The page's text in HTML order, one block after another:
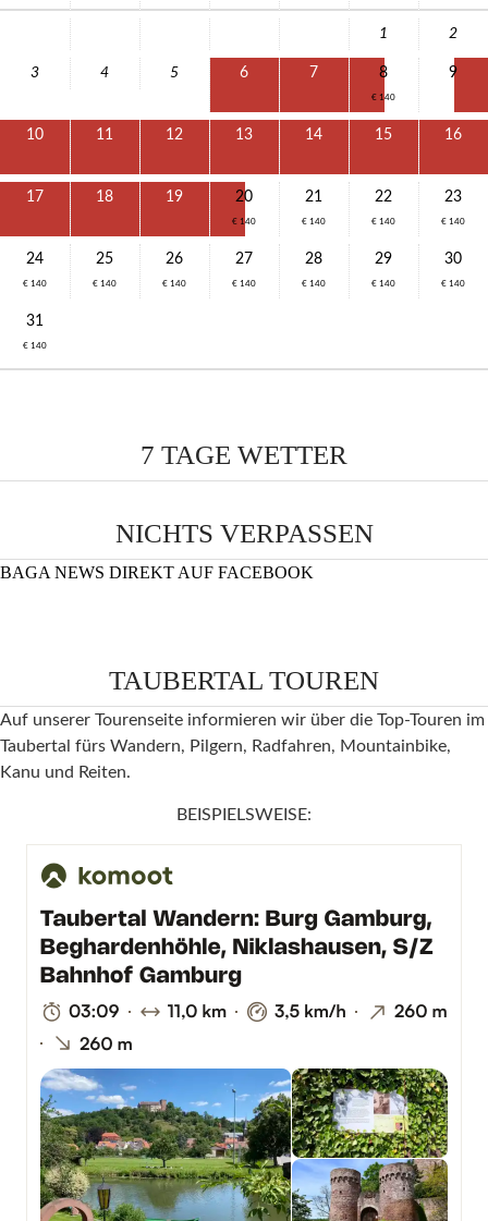
1 2
3 4 5 6 7 8
€ 140
9
10 11 12 13 14 15 16
17 18 19 20
€ 140
21
€ 140
22
€ 140
23
€ 140
24
€ 140
25
€ 140
26
€ 140
27
€ 140
28
€ 140
29
€ 140
30
€ 140
31
€ 140
7 TAGE WETTER
NICHTS VERPASSEN
BAGA NEWS DIREKT AUF FACEBOOK
TAUBERTAL TOUREN
Auf unserer Tourenseite informieren wir über die Top-Touren im
Taubertal fürs Wandern, Pilgern, Radfahren, Mountainbike,
Kanu und Reiten.
BEISPIELSWEISE: